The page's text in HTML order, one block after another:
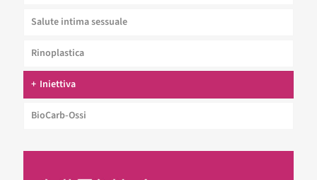
Salute intima sessuale
Rinoplastica
Iniettiva
BioCarb-Ossi